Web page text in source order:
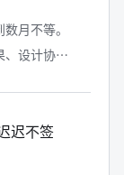
月不等。
、设计协
迟不签